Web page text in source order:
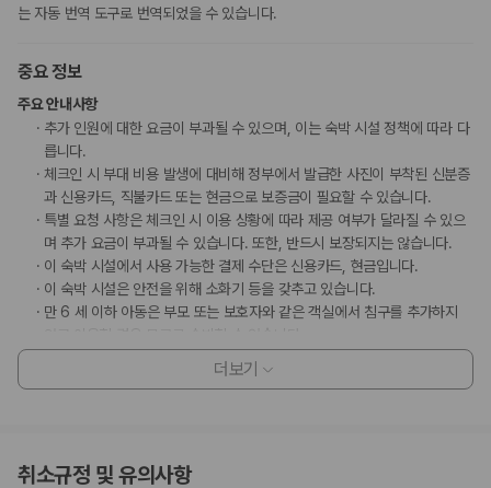
는 자동 번역 도구로 번역되었을 수 있습니다.
중요 정보
주요 안내사항
추가 인원에 대한 요금이 부과될 수 있으며, 이는 숙박 시설 정책에 따라 다
릅니다.
체크인 시 부대 비용 발생에 대비해 정부에서 발급한 사진이 부착된 신분증
과 신용카드, 직불카드 또는 현금으로 보증금이 필요할 수 있습니다.
특별 요청 사항은 체크인 시 이용 상황에 따라 제공 여부가 달라질 수 있으
며 추가 요금이 부과될 수 있습니다. 또한, 반드시 보장되지는 않습니다.
이 숙박 시설에서 사용 가능한 결제 수단은 신용카드, 현금입니다.
이 숙박 시설은 안전을 위해 소화기 등을 갖추고 있습니다.
만 6 세 이하 아동은 부모 또는 보호자와 같은 객실에서 침구를 추가하지
일본 후생노동성은 모든 외국인 방문자가 여관, 호텔, 모텔 등의 모든 숙박
시설에 투숙할 때 여권 번호와 국적을 제출하도록 요구하고 있습니다. 또
더보기
취소규정 및 유의사항